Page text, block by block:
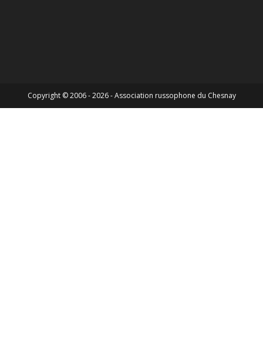
Copyright © 2006 - 2026 - Association russophone du Chesnay